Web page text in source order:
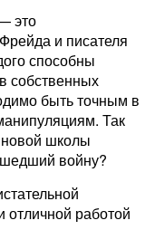
это
и писателя
способны
собственных
быть точным в
Так
школы
войну?
отличной работой